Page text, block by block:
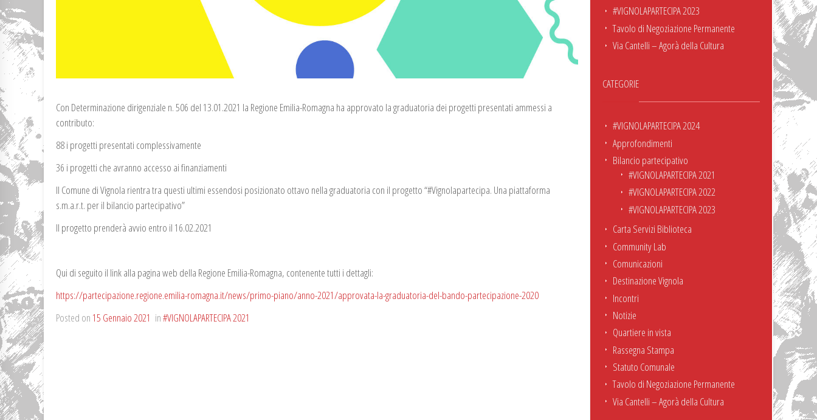
#VIGNOLAPARTECIPA 2023
Tavolo di Negoziazione Permanente
Via Cantelli – Agorà della Cultura
CATEGORIE
#VIGNOLAPARTECIPA 2024
Approfondimenti
Bilancio partecipativo
#VIGNOLAPARTECIPA 2021
#VIGNOLAPARTECIPA 2022
#VIGNOLAPARTECIPA 2023
Carta Servizi Biblioteca
Community Lab
Comunicazioni
Destinazione Vignola
Incontri
Notizie
Quartiere in vista
Rassegna Stampa
Statuto Comunale
Tavolo di Negoziazione Permanente
Via Cantelli – Agorà della Cultura
Con Determinazione dirigenziale n. 506 del 13.01.2021 la Regione Emilia-Romagna ha approvato la graduatoria dei progetti presentati ammessi a
contributo:
88 i progetti presentati complessivamente
36 i progetti che avranno accesso ai finanziamenti
Il Comune di Vignola rientra tra questi ultimi essendosi posizionato ottavo nella graduatoria con il progetto “#Vignolapartecipa. Una piattaforma
s.m.a.r.t. per il bilancio partecipativo”
Il progetto prenderà avvio entro il 16.02.2021
Qui di seguito il link alla pagina web della Regione Emilia-Romagna, contenente tutti i dettagli:
https://partecipazione.regione.emilia-romagna.it/news/primo-piano/anno-2021/approvata-la-graduatoria-del-bando-partecipazione-2020
Posted on 15 Gennaio 2021 in#VIGNOLAPARTECIPA 2021